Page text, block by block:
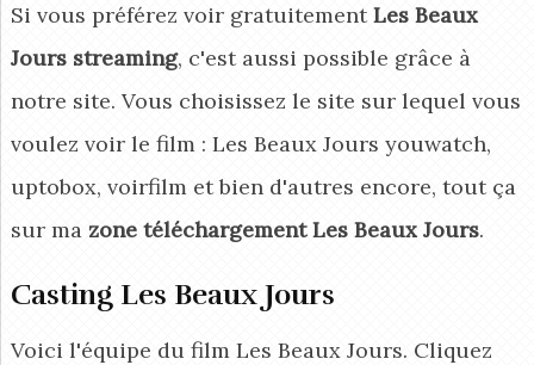
Si vous préférez voir gratuitementLes Beaux
Jours streaming, c'est aussi possible grâce à
notre site. Vous choisissez le site sur lequel vous
voulez voir le film : Les Beaux Jours youwatch,
uptobox, voirfilm et bien d'autres encore, tout ça
sur ma zone téléchargement Les Beaux Jours.
Casting Les Beaux Jours
Voici l'équipe du film Les Beaux Jours. Cliquez